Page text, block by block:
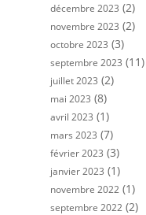
décembre 2023 (2)
novembre 2023 (2)
octobre 2023 (3)
septembre 2023 (11)
juillet 2023 (2)
mai 2023 (8)
avril 2023 (1)
mars 2023 (7)
février 2023 (3)
janvier 2023 (1)
novembre 2022 (1)
septembre 2022 (2)